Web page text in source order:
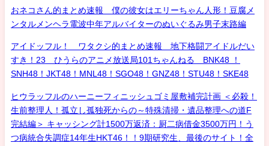
おネコさん的まとめ速報 僕の彼女はエリーちゃん人形！豆腐メ
ンタルメンヘラ電波中年アルバイターのぬいぐるみ男子末路編
アイドッフル！ ワタクシ的まとめ速報 地下格闘アイドルだい
すき！23 ひうらのアニメ放送局101ちゃんねる BNK48 ！
SNH48！JKT48！MNL48！SGO48！GNZ48！STU48！SKE48
ヒウラッフルのハーニーフィニッシュゴミ屋敷補完計画 ＜必殺！
生前整理人！孤立し孤独死からの～特殊清掃・遺品整理への道F
完結編＞ キャッシング計1500万返済：厨二病借金3500万円！う
つ病統合失調症14年生HKT46！！9期研究生、最後のサイト！全